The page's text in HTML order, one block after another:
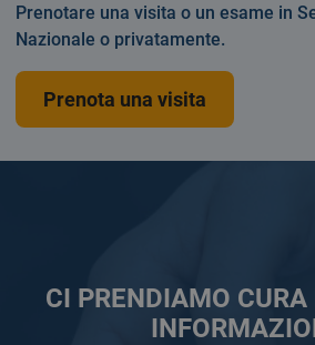
CI PRENDIAMO
Prenotare una visita o un esame in
Nazionale o privatamente.
Prenota una visita